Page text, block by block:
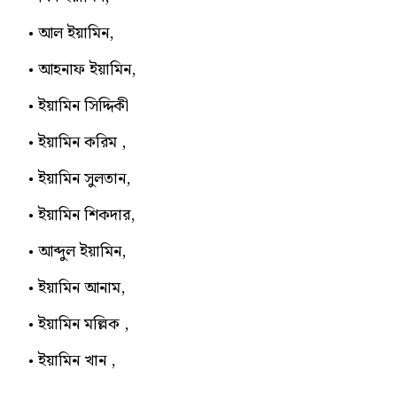
আল ইয়ামিন,
আহনাফ ইয়ামিন,
ইয়ামিন সিদ্দিকী
ইয়ামিন করিম ,
ইয়ামিন সুলতান,
ইয়ামিন শিকদার,
আব্দুল ইয়ামিন,
ইয়ামিন আনাম,
ইয়ামিন মল্লিক ,
ইয়ামিন খান ,